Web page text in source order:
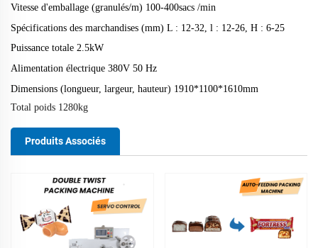
Vitesse d'emballage (granulés/m) 1 00-400sacs /min
Spécifications des marchandises (mm) L : 12-32, l : 12-26, H : 6-25
Puissance totale 2.5kW
Alimentation électrique 380V 50 Hz
Dimensions (longueur, largeur, hauteur) 1910*1100*1610mm
Total poids 1280kg
Produits Associés